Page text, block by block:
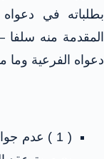
بطلباته في
المقدمة منه
دعواه الفرعية وما
( 1 ) عدم